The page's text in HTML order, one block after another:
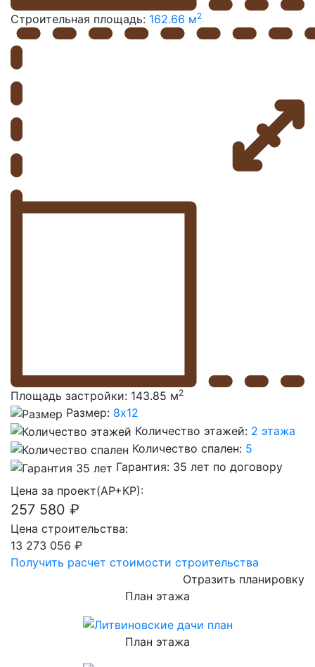
Строительная площадь: 162.66 м2
Площадь застройки: 143.85 м2
Размер: 8x12
Количество этажей: 2 этажа
Количество спален: 5
Гарантия: 35 лет по договору
Цена за проект(АР+КР):
257 580 ₽
Цена строительства:
13 273 056 ₽
Получить расчет стоимости строительства
Отразить планировку
План этажа
План этажа